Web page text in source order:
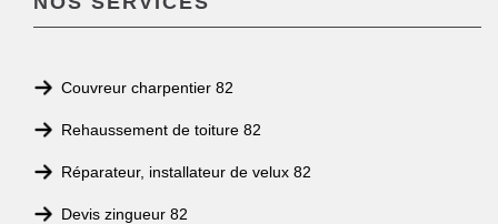
Couvreur charpentier 82
Rehaussement de toiture 82
Réparateur, installateur de velux 82
Devis zingueur 82